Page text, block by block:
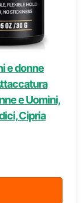
e donne
e Uomini,
Cipria